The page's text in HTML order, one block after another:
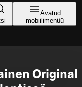
Avatud
mobiilimenüü
Original